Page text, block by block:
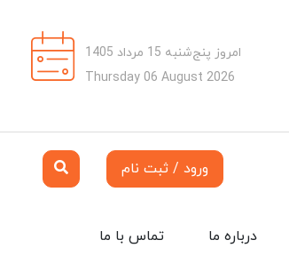
امروز پنج‌شنبه 15 مرداد 1405
Thursday 06 August 2026
ورود / ثبت نام
تماس با ما درباره ما